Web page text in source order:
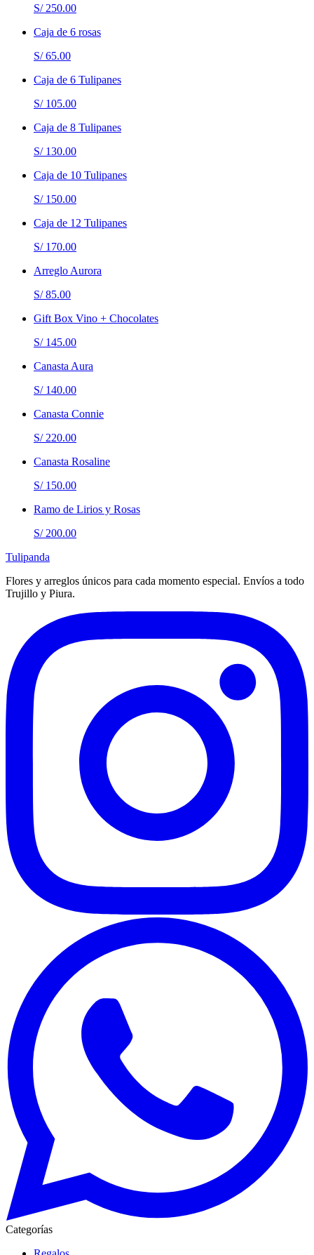
S/ 250.00
Caja de 6 rosas
S/ 65.00
Caja de 6 Tulipanes
S/ 105.00
Caja de 8 Tulipanes
S/ 130.00
Caja de 10 Tulipanes
S/ 150.00
Caja de 12 Tulipanes
S/ 170.00
Arreglo Aurora
S/ 85.00
Gift Box Vino + Chocolates
S/ 145.00
Canasta Aura
S/ 140.00
Canasta Connie
S/ 220.00
Canasta Rosaline
S/ 150.00
Ramo de Lirios y Rosas
S/ 200.00
Tulipanda
Flores y arreglos únicos para cada momento especial. Envíos a todo
Trujillo y Piura.
Categorías